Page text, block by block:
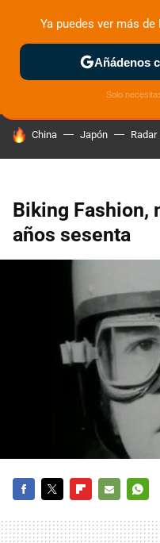
ZONA DE PRUEBAS
HOY SE HABLA DE
China Japón Radar
Biking Fashion,
años sesenta
MAIL
Ya puedes ver más
Añádenos
Solo